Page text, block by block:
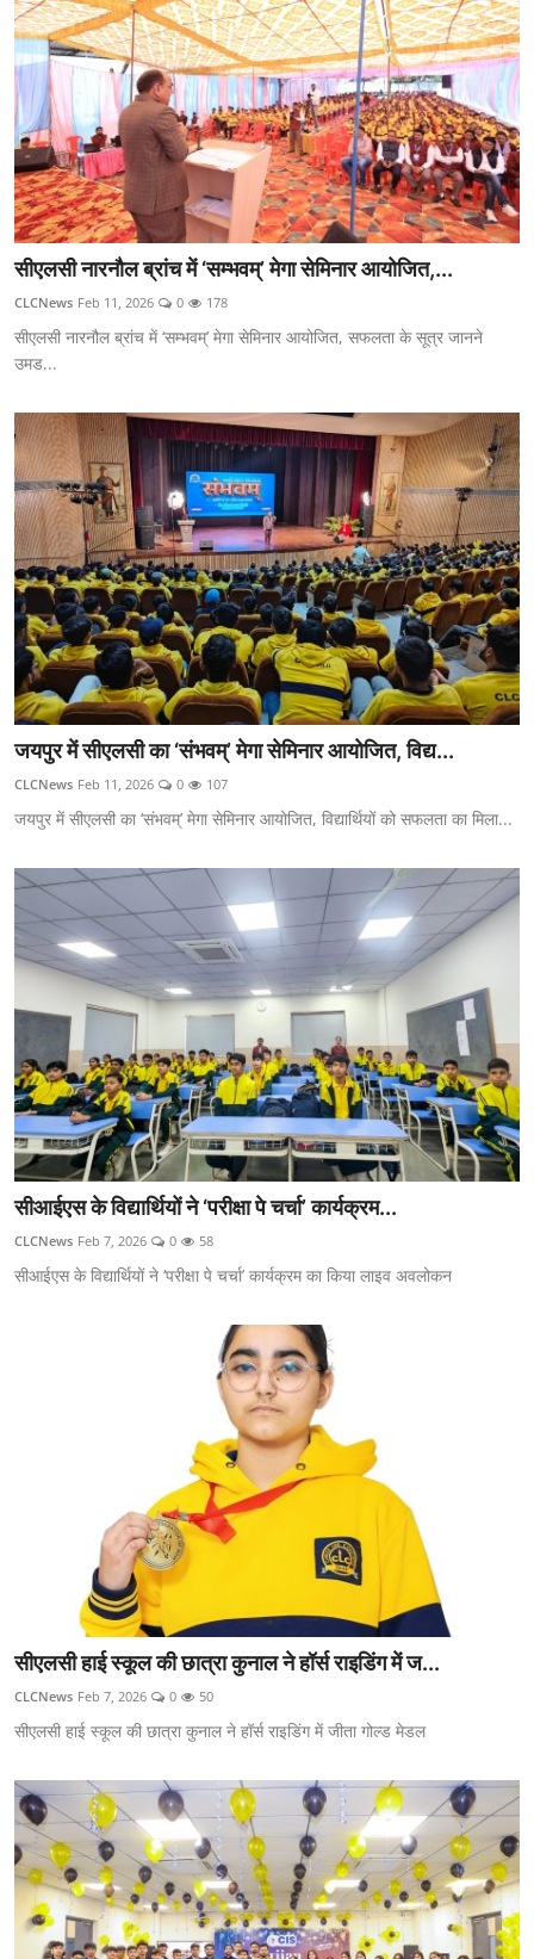
सीएलसी नारनौल ब्रांच में ‘सम्भवम्’ मेगा सेमिनार आयोजित,...
CLCNews Feb 11, 2026 0 178
सीएलसी नारनौल ब्रांच में ‘सम्भवम्’ मेगा सेमिनार आयोजित, सफलता के सूत्र जानने
उमड...
जयपुर में सीएलसी का ‘संभवम्’ मेगा सेमिनार आयोजित, विद्य...
CLCNews Feb 11, 2026 0 107
जयपुर में सीएलसी का ‘संभवम्’ मेगा सेमिनार आयोजित, विद्यार्थियों को सफलता का मिला...
सीआईएस के विद्यार्थियों ने ‘परीक्षा पे चर्चा’ कार्यक्रम...
CLCNews Feb 7, 2026 0 58
सीआईएस के विद्यार्थियों ने ‘परीक्षा पे चर्चा’ कार्यक्रम का किया लाइव अवलोकन
सीएलसी हाई स्कूल की छात्रा कुनाल ने हॉर्स राइडिंग में ज...
CLCNews Feb 7, 2026 0 50
सीएलसी हाई स्कूल की छात्रा कुनाल ने हॉर्स राइडिंग में जीता गोल्ड मेडल